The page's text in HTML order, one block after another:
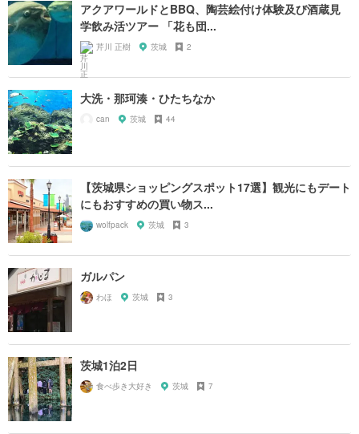
アクアワールドとBBQ、陶芸絵付け体験及び酒蔵見
学飲み活ツアー 「花も団...
芹川 正樹 茨城 2
大洗・那珂湊・ひたちなか
can 茨城 44
【茨城県ショッピングスポット17選】観光にもデート
にもおすすめの買い物ス...
wolfpack 茨城 3
ガルパン
わほ 茨城 3
茨城1泊2日
食べ歩き大好き 茨城 7